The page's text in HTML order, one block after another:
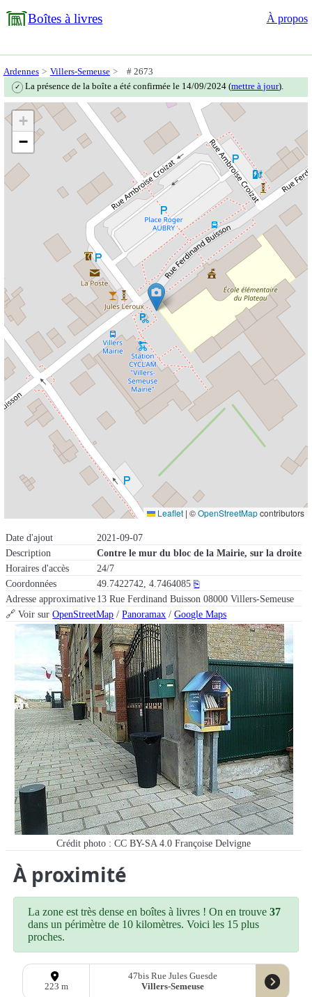
Boîtes à livres À propos
Ardennes Villers-Semeuse # 2673
✓ La présence de la boîte a été confirmée le 14/09/2024 (mettre à jour).
Date d'ajout
2021-09-07
Description
Contre le mur du bloc de la Mairie, sur la droite
Horaires d'accès
24/7
Coordonnées
49.7422742, 4.7464085 ⎘
Adresse approximative13 Rue Ferdinand Buisson 08000 Villers-Semeuse
🔗 Voir surOpenStreetMap /Panoramax /Google Maps
Crédit photo : CC BY-SA 4.0 Françoise Delvigne
+
−
Leaflet | ©OpenStreetMapcontributors
À proximité
La zone est très dense en boîtes à livres ! On en trouve37
dans un périmètre de 10 kilomètres. Voici les 15 plus
proches.
223 m
47bis Rue Jules Guesde
Villers-Semeuse